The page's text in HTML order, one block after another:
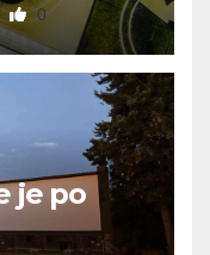
0
je po